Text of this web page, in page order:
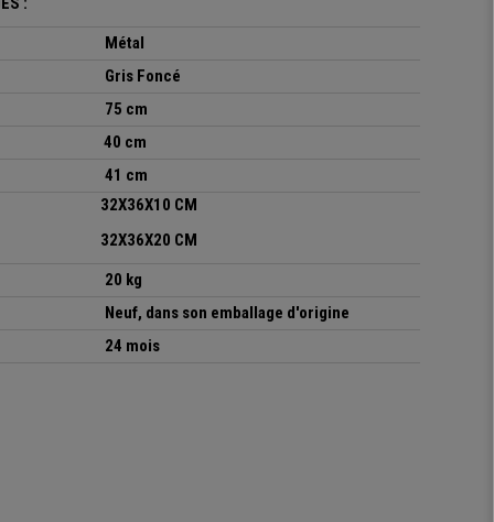
Métal
Gris Foncé
75 cm
40 cm
41 cm
32X36X10 CM
32X36X20 CM
20 kg
Neuf, dans son emballage d'origine
24 mois